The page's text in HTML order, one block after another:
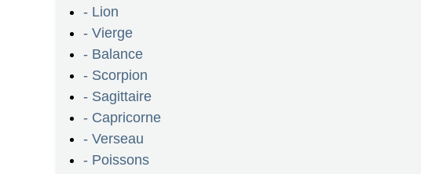
- Lion
- Vierge
- Balance
- Scorpion
- Sagittaire
- Capricorne
- Verseau
- Poissons